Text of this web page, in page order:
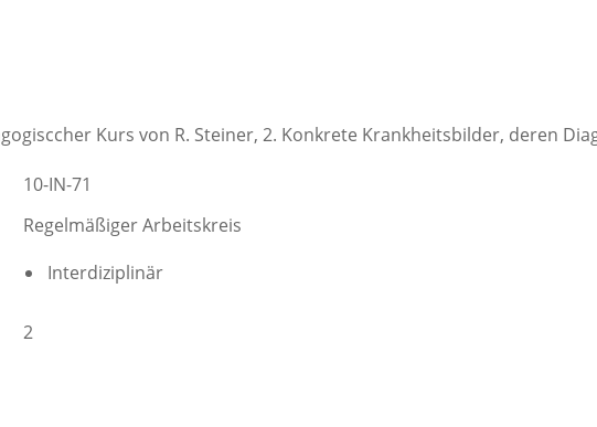
Kurs von R. Steiner, 2. Konkrete Krankheitsbilder, deren
10-IN-71
Regelmäßiger Arbeitskreis
Interdiziplinär
2